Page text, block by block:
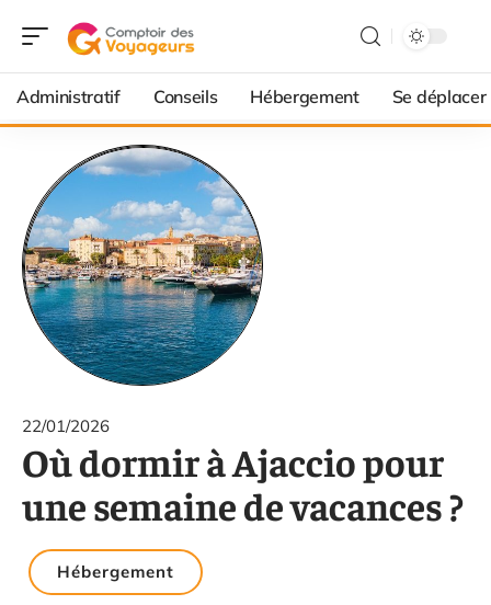
Administratif Conseils Hébergement Se déplacer
22/01/2026
Où dormir à Ajaccio pour
une semaine de vacances ?
Hébergement